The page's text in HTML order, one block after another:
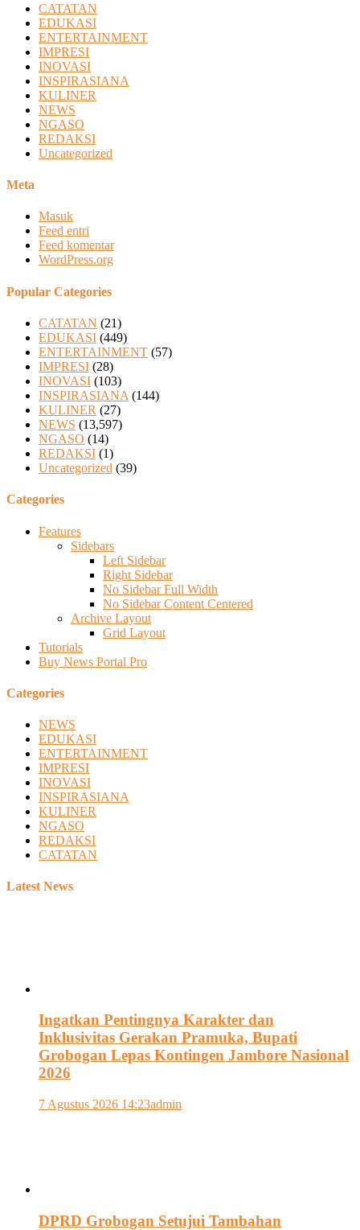
CATATAN
EDUKASI
ENTERTAINMENT
IMPRESI
INOVASI
INSPIRASIANA
KULINER
NEWS
NGASO
REDAKSI
Uncategorized
Meta
Masuk
Feed entri
Feed komentar
WordPress.org
Popular Categories
CATATAN (21)
EDUKASI (449)
ENTERTAINMENT (57)
IMPRESI (28)
INOVASI (103)
INSPIRASIANA (144)
KULINER (27)
NEWS (13,597)
NGASO (14)
REDAKSI (1)
Uncategorized (39)
Categories
Features
Sidebars
Left Sidebar
Right Sidebar
No Sidebar Full Width
No Sidebar Content Centered
Archive Layout
Grid Layout
Tutorials
Buy News Portal Pro
Categories
NEWS
EDUKASI
ENTERTAINMENT
IMPRESI
INOVASI
INSPIRASIANA
KULINER
NGASO
REDAKSI
CATATAN
Latest News
Ingatkan Pentingnya Karakter dan
Inklusivitas Gerakan Pramuka, Bupati
Grobogan Lepas Kontingen Jambore Nasional
2026
7 Agustus 2026 14:23admin
DPRD Grobogan Setujui Tambahan